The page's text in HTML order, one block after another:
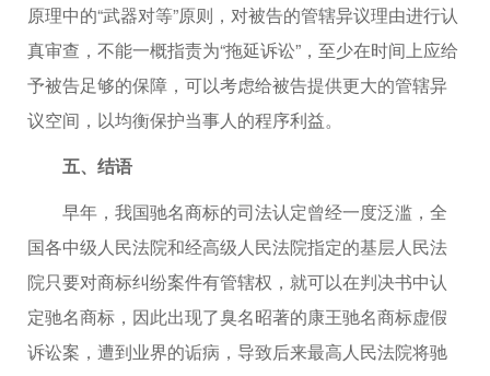
原理中的“武器对等”原则，对被告的管辖异议理由进行认
真审查，不能一概指责为“拖延诉讼”，至少在时间上应给
予被告足够的保障，可以考虑给被告提供更大的管辖异
议空间，以均衡保护当事人的程序利益。
五、结语
早年，我国驰名商标的司法认定曾经一度泛滥，全
国各中级人民法院和经高级人民法院指定的基层人民法
院只要对商标纠纷案件有管辖权，就可以在判决书中认
定驰名商标，因此出现了臭名昭著的康王驰名商标虚假
诉讼案，遭到业界的诟病，导致后来最高人民法院将驰